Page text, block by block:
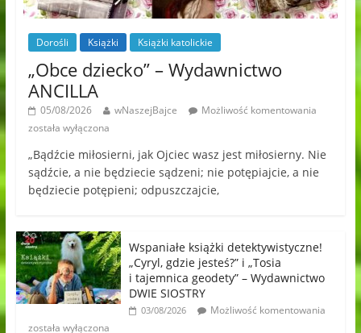
Dorośli Książki Książki katolickie
„Obce dziecko” – Wydawnictwo
ANCILLA
05/08/2026 wNaszejBajce
Możliwość komentowania
została wyłączona
„Bądźcie miłosierni, jak Ojciec wasz jest miłosierny. Nie
sądźcie, a nie będziecie sądzeni; nie potępiajcie, a nie
będziecie potępieni; odpuszczajcie,
Wspaniałe książki detektywistyczne!
„Cyryl, gdzie jesteś?” i „Tosia
i tajemnica geodety” – Wydawnictwo
DWIE SIOSTRY
03/08/2026
Możliwość komentowania
została wyłączona